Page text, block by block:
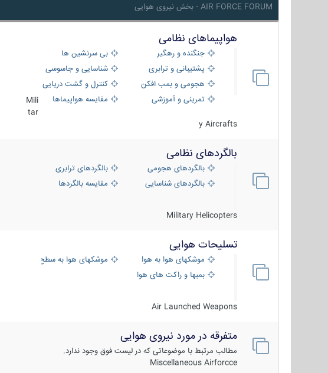
AIR FORCE FORUM - بخش نیروی هوایی
هواپیماهای نظامی
جنگنده و رهگیر
بی سرنشین ها
پشتیبانی و ترابری
شناسایی و جاسوسی
هجومی و بمب افکن
کنترل و گشت دریایی
تمرینی و آموزشی
مقایسه هواپیماها
Mili
tar
y Aircrafts
بالگردهای نظامی
بالگردهای هجومی
بالگردهای ترابری
بالگردهای شناسایی
مقایسه بالگردها
Military Helicopters
تسلیحات هوایی
موشکهای هوا به هوا
موشکهای هوا به سطح
بمبها و راکت های هوایی
Air Launched Weapons
متفرقه در مورد نیروی هوایی
مطالب مرتبط با موضوعاتی که در لیست فوق وجود ندارد.
Miscellaneous Airforcce